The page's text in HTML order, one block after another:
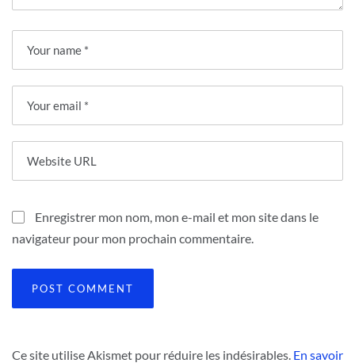
Enregistrer mon nom, mon e-mail et mon site dans le
navigateur pour mon prochain commentaire.
Ce site utilise Akismet pour réduire les indésirables. En savoir